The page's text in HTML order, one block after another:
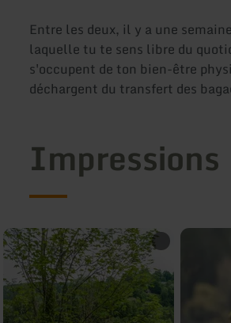
Entre les deux, il y a une
laquelle tu te sens libre du
s'occupent de ton bien-être
déchargent du transfert des
Impressions